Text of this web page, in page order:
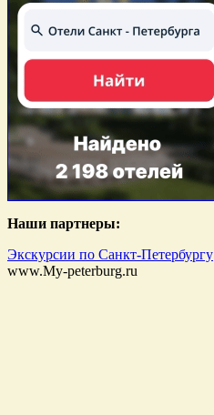
Наши партнеры:
Экскурсии по Санкт-Петербургу
www.My-peterburg.ru